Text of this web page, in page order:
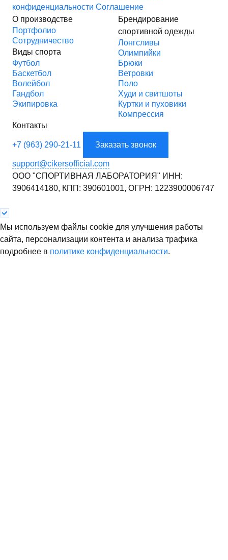
конфиденциальности Соглашение
О производстве
Портфолио
Сотрудничество
Виды спорта
Футбол
Баскетбол
Волейбол
Гандбол
Экипировка
Брендирование
спортивной одежды
Лонгсливы
Олимпийки
Брюки
Ветровки
Поло
Худи и свитшоты
Куртки и пуховики
Компрессия
Контакты
+7 (963) 290-21-11 Заказать звонок
support@cikersofficial.com
ООО "СПОРТИВНАЯ ЛАБОРАТОРИЯ" ИНН:
3906414180, КПП: 390601001, ОГРН: 1223900006747
Мы используем файлы cookie для улучшения работы
сайта, персонализации контента и анализа трафика
подробнее в политике конфиденциальности.